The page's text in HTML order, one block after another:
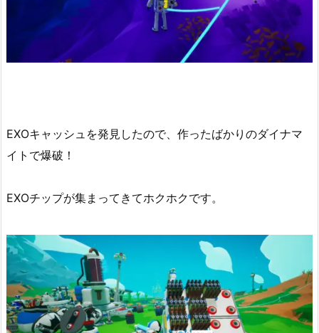
EXOキャッシュを発見したので、作ったばかりのダイナマ
イトで爆破！
EXOチップが集まってきてホクホクです。